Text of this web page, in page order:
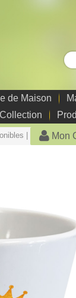
de Maison
| Mon